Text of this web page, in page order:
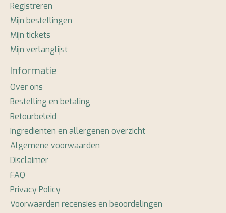
Registreren
Mijn bestellingen
Mijn tickets
Mijn verlanglijst
Informatie
Over ons
Bestelling en betaling
Retourbeleid
Ingredienten en allergenen overzicht
Algemene voorwaarden
Disclaimer
FAQ
Privacy Policy
Voorwaarden recensies en beoordelingen